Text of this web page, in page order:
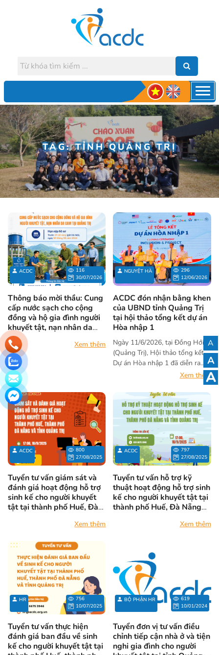
TAG: TỈNH QUẢNG TRỊ
ACDC
116
30/07/2026
Thông báo mời thầu: Cung
cấp nước sạch cho cộng
đồng và hộ gia đình người
khuyết tật, nạn nhân da
cam tại tỉnh Quảng Trị
Xem thêm
NGUYỆT HÀ
296
12/06/2026
ACDC đón nhận bằng khen
của UBND tỉnh Quảng Trị
tại hội thảo tổng kết dự án
Hòa nhập 1
Ngày 11/6/2026, tại Đồng Hới
(Quảng Trị), Hội thảo tổng kết
Dự án Hòa nhập 1 đã diễn ra
với sự tham dự của đại diện Bộ
Quốc phòng, Đại sứ quán Hoa
Kỳ tại Việt Nam, các cơ quan
quản lý trung ương và địa
phương, các tổ chức đối tác
cùng người khuyết tật và gia
đình người hưởng lợi. Tại hội
thảo, Viện Nghiên cứu phát
triển cộng đồng (ACDC) vinh dự
được Chủ tịch UBND tỉnh
Quảng Trị tặng Bằng khen vì
những đóng góp trong công tác
hỗ trợ người khuyết tật trên địa
bàn tỉnh.
Xem thêm
ACDC
800
27/08/2025
Tuyển tư vấn giám sát và
đánh giá hoạt động hỗ trợ
sinh kế cho người khuyết
tật tại thành phố Huế, Đà
Xem thêm
ACDC
797
27/08/2025
Tuyển tư vấn hỗ trợ kỹ
thuật hoạt động hỗ trợ sinh
kế cho người khuyết tật tại
thành phố Huế, Đà Nẵng
Xem thêm
HR
756
10/07/2025
Tuyển tư vấn thực hiện
đánh giá ban đầu về sinh
kế cho người khuyết tật tại
BỘ PHẬN HR
619
10/01/2024
Tuyển đơn vị tư vấn điều
chỉnh tiếp cận nhà ở và tiện
nghi gia đình cho người
A
A
A